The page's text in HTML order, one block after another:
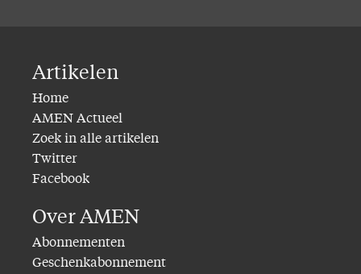
Artikelen
Home
AMEN Actueel
Zoek in alle artikelen
Twitter
Facebook
Over AMEN
Abonnementen
Geschenkabonnement